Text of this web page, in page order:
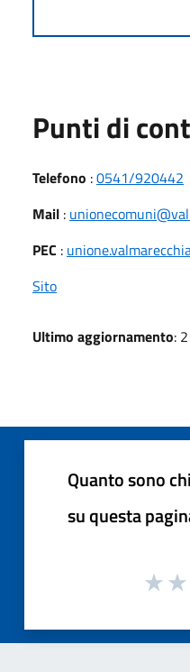
Punti di
Telefono :0541/920442
Mail :
PEC :
Sito
Ultimo aggiornamento:
Quanto sono
su questa